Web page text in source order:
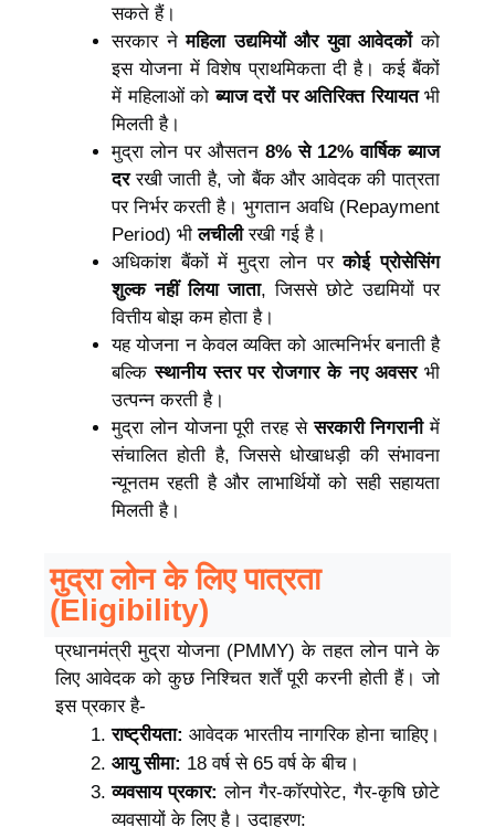
सकते हैं।
सरकार नेमहिला उद्यमियों और युवा आवेदकोंको
इस योजना में विशेष प्राथमिकता दी है। कई बैंकों
में महिलाओं कोब्याज दरों पर अतिरिक्त रियायतभी
मिलती है।
मुद्रा लोन पर औसतन 8% से 12% वार्षिक ब्याज
दररखी जाती है, जो बैंक और आवेदक की पात्रता
पर निर्भर करती है। भुगतान अवधि (Repayment
Period) भीलचीलीरखी गई है।
अधिकांश बैंकों में मुद्रा लोन परकोई प्रोसेसिंग
शुल्क नहीं लिया जाता, जिससे छोटे उद्यमियों पर
वित्तीय बोझ कम होता है।
यह योजना न केवल व्यक्ति को आत्मनिर्भर बनाती है
बल्किस्थानीय स्तर पर रोजगार के नए अवसरभी
उत्पन्न करती है।
मुद्रा लोन योजना पूरी तरह सेसरकारी निगरानीमें
संचालित होती है, जिससे धोखाधड़ी की संभावना
न्यूनतम रहती है और लाभार्थियों को सही सहायता
मिलती है।
मुद्रा लोन के लिए पात्रता
(Eligibility)
प्रधानमंत्री मुद्रा योजना (PMMY) के तहत लोन पाने के
लिए आवेदक को कुछ निश्चित शर्तें पूरी करनी होती हैं। जो
इस प्रकार है-
राष्ट्रीयता: आवेदक भारतीय नागरिक होना चाहिए।
आयु सीमा: 18 वर्ष से 65 वर्ष के बीच।
व्यवसाय प्रकार: लोन गैर-कॉरपोरेट, गैर-कृषि छोटे
व्यवसायों के लिए है। उदाहरण: